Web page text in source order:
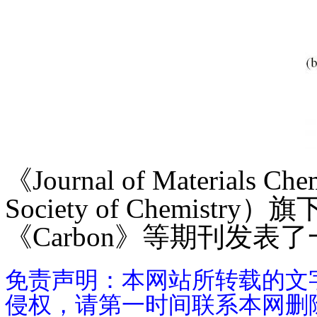
《Journal of Materials
Society of Chemistry）
《Carbon》等期刊发表
免责声明：本网站所转载的
侵权，请第一时间联系本网删